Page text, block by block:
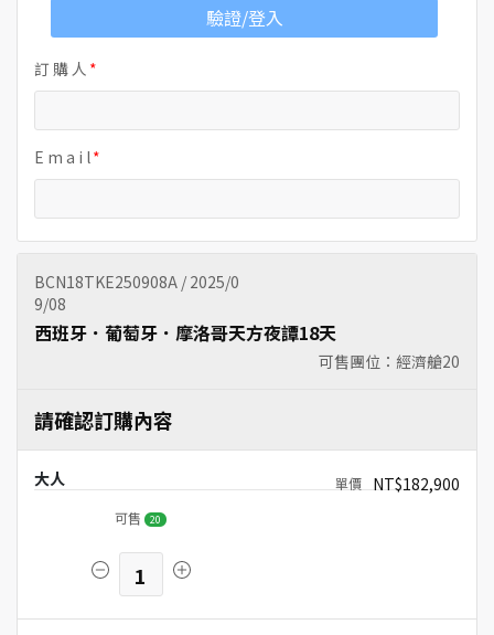
驗證/登入
訂 購 人
E m a i l
BCN18TKE250908A / 2025/0
9/08
可售團位：經濟艙20
西班牙．葡萄牙．摩洛哥天方夜譚18天
請確認訂購內容
大人 NT$182,900
可售 20
1